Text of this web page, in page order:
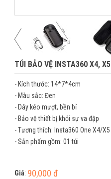
TÚI BẢO VỆ INSTA360 X4, X5
- Kích thước: 14*7*4cm
- Màu sắc: Đen
- Dây kéo mượt, bền bỉ
- Bảo vệ thiết bị khỏi sự va đập
- Tương thích: Insta360 One X4/X5
- Sản phẩm gồm: 01 túi
Giá: 90,000 đ